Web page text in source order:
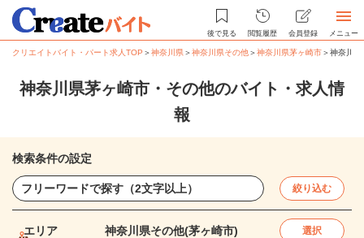
後で見る 閲覧履歴 会員登録 メニュー
クリエイトバイト・パート求人TOP ＞神奈川県＞神奈川県その他＞神奈川県茅ヶ崎市＞神奈川
神奈川県茅ヶ崎市・その他のバイト・求人情
報
検索条件の設定
絞り込む
エリア 神奈川県その他(茅ヶ崎市) 選択